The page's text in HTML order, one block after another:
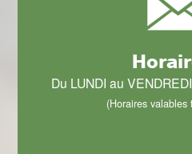
Du LUNDI au
(Horaires